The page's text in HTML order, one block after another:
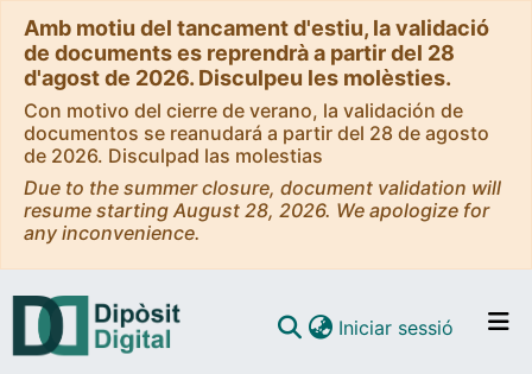
Amb motiu del tancament d'estiu, la validació
de documents es reprendrà a partir del 28
d'agost de 2026. Disculpeu les molèsties.
Con motivo del cierre de verano, la validación de
documentos se reanudará a partir del 28 de agosto
de 2026. Disculpad las molestias
Due to the summer closure, document validation will
resume starting August 28, 2026. We apologize for
any inconvenience.
Iniciar sessió (current)